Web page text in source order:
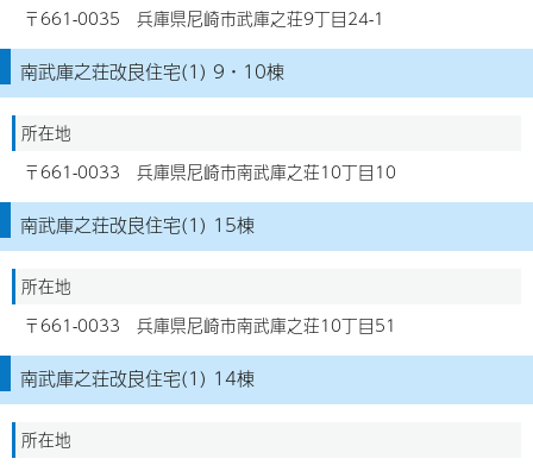
〒661-0035 兵庫県尼崎市武庫之荘9丁目24-1
南武庫之荘改良住宅(1) 9・10棟
所在地
〒661-0033 兵庫県尼崎市南武庫之荘10丁目10
南武庫之荘改良住宅(1) 15棟
所在地
〒661-0033 兵庫県尼崎市南武庫之荘10丁目51
南武庫之荘改良住宅(1) 14棟
所在地